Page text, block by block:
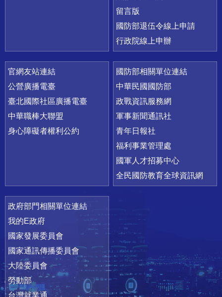
留言版
國防部退伍令線上申請
行政院線上申辦
官網友站連結
公營廣播電臺
臺北國際社區廣播電臺
中華職棒大聯盟
身心障礙者權利公約
國防部相關單位連結
中華民國國防部
政戰資訊服務網
軍事新聞通訊社
青年日報社
福利事業管理處
國軍人才招募中心
全民國防教育全球資訊網
政府部門相關單位連結
我的E政府
國家發展委員會
國家通訊傳播委員會
大陸委員會
勞動部
台灣就業通